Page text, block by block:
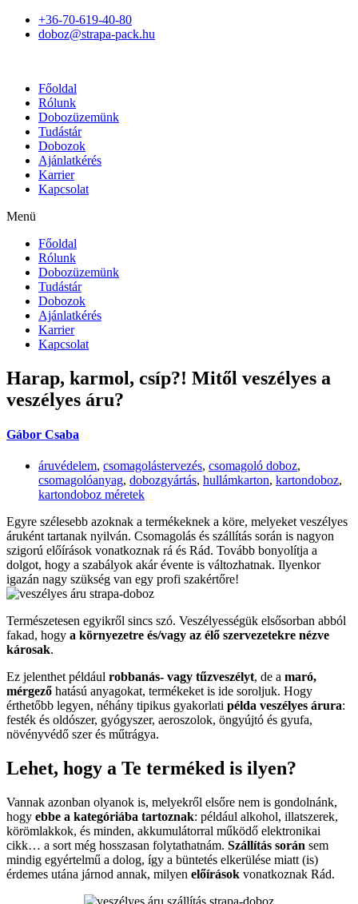
+36-70-619-40-80
doboz@strapa-pack.hu
Főoldal
Rólunk
Dobozüzemünk
Tudástár
Dobozok
Ajánlatkérés
Karrier
Kapcsolat
Menü
Főoldal
Rólunk
Dobozüzemünk
Tudástár
Dobozok
Ajánlatkérés
Karrier
Kapcsolat
Harap, karmol, csíp?! Mitől veszélyes a
veszélyes áru?
Gábor Csaba
áruvédelem, csomagolástervezés, csomagoló doboz,
csomagolóanyag, dobozgyártás, hullámkarton, kartondoboz,
kartondoboz méretek
Egyre szélesebb azoknak a termékeknek a köre, melyeket veszélyes
áruként tartanak nyilván. Csomagolás és szállítás során is nagyon
szigorú előírások vonatkoznak rá és Rád. Tovább bonyolítja a
dolgot, hogy a szabályok akár évente is változhatnak. Ilyenkor
igazán nagy szükség van egy profi szakértőre!
Természetesen egyikről sincs szó. Veszélyességük elsősorban abból
fakad, hogy a környezetre és/vagy az élő szervezetekre nézve
károsak.
Ez jelenthet például robbanás- vagy tűzveszélyt, de a maró,
mérgező hatású anyagokat, termékeket is ide soroljuk. Hogy
érthetőbb legyen, néhány tipikus gyakorlati példa veszélyes árura:
festék és oldószer, gyógyszer, aeroszolok, öngyújtó és gyufa,
növényvédő szer és műtrágya.
Lehet, hogy a Te terméked is ilyen?
Vannak azonban olyanok is, melyekről elsőre nem is gondolnánk,
hogy ebbe a kategóriába tartoznak: például alkohol, illatszerek,
körömlakkok, és minden, akkumulátorral működő elektronikai
cikk… a sort még hosszasan folytathatnám. Szállítás során sem
mindig egyértelmű a dolog, így a büntetés elkerülése miatt (is)
érdemes utána járnod annak, milyen előírások vonatkoznak Rád.